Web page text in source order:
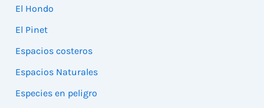
El Hondo
El Pinet
Espacios costeros
Espacios Naturales
Especies en peligro